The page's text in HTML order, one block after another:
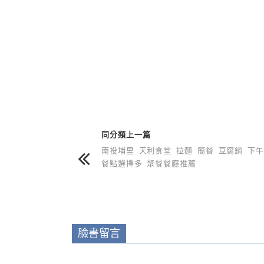
同分類上一篇
南投埔里 天利食堂 拉麵 簡餐 豆腐鍋 下
餐點選擇多 聚餐餐廳推薦
臉書留言